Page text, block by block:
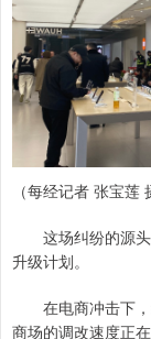
（每经记者 张宝莲
这场纠纷的源头
升级计划。
在电商冲击下，
商场的调改速度正